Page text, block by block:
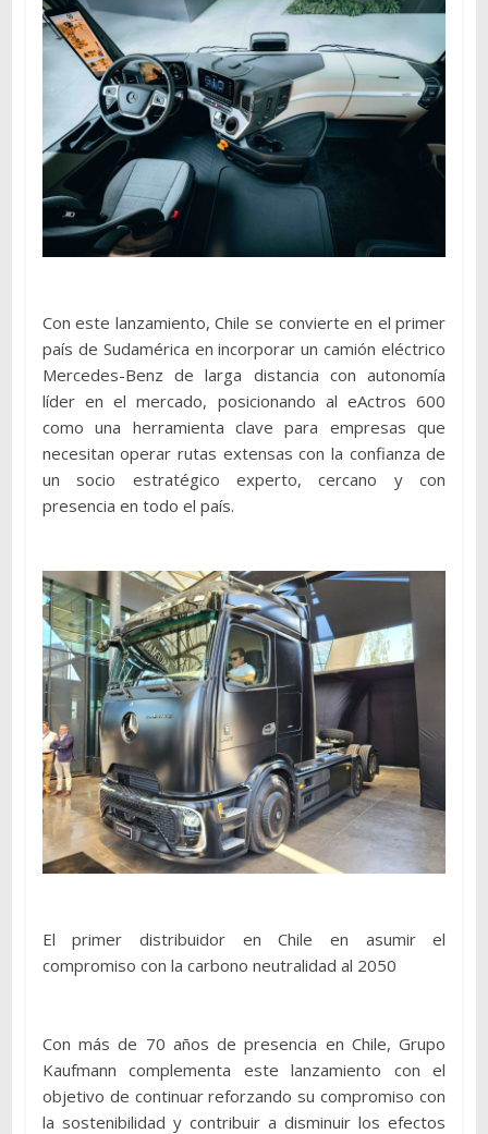
Con este lanzamiento, Chile se convierte en el primer
país de Sudamérica en incorporar un camión eléctrico
Mercedes-Benz de larga distancia con autonomía
líder en el mercado, posicionando al eActros 600
como una herramienta clave para empresas que
necesitan operar rutas extensas con la confianza de
un socio estratégico experto, cercano y con
presencia en todo el país.
El primer distribuidor en Chile en asumir el
compromiso con la carbono neutralidad al 2050
Con más de 70 años de presencia en Chile, Grupo
Kaufmann complementa este lanzamiento con el
objetivo de continuar reforzando su compromiso con
la sostenibilidad y contribuir a disminuir los efectos